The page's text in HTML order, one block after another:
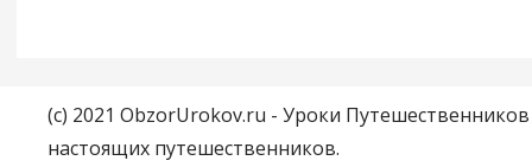
(c) 2021 ObzorUrokov.ru - Уроки
настоящих путешественников.